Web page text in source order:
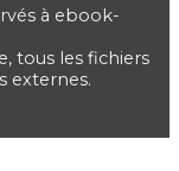
à ebook-
tous les fichiers
externes.